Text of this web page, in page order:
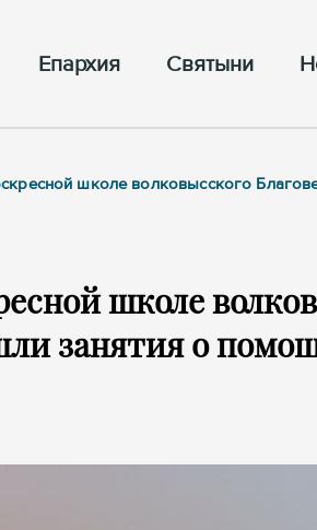
Епархия Cвятыни
школе волковысского
школе
занятия о